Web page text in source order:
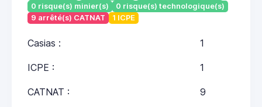
0 risque(s) minier(s)
0 risque(s) technologique(s)
9 arrêté(s) CATNAT
1 ICPE
Casias : 1
ICPE : 1
CATNAT : 9